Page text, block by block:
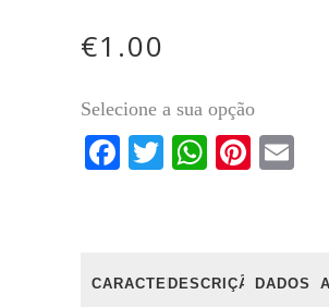
€1.00
Selecione a sua opção
Facebook
Twitter
CARACTERÍSTICAS
DESCRIÇÃODADOS